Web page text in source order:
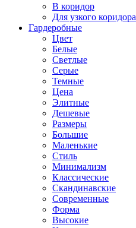
В коридор
Для узкого коридора
Гардеробные
Цвет
Белые
Светлые
Серые
Темные
Цена
Элитные
Дешевые
Размеры
Большие
Маленькие
Стиль
Минимализм
Классические
Скандинавские
Современные
Форма
Высокие